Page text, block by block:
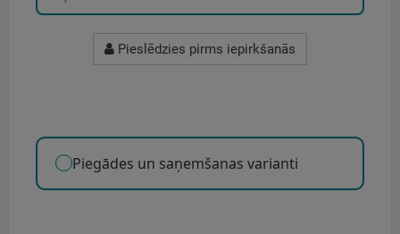
Pieslēdzies pirms iepirkšanās
Piegādes un saņemšanas varianti